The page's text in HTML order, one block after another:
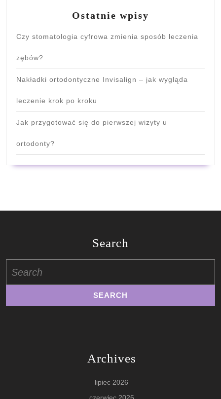
Ostatnie wpisy
Czy stomatologia cyfrowa zmienia sposób leczenia
zębów?
Nakładki ortodontyczne Invisalign – jak wygląda
leczenie krok po kroku
Jak przygotować się do pierwszej wizyty u
ortodonty?
Search
for:
Archives
lipiec 2026
czerwiec 2026